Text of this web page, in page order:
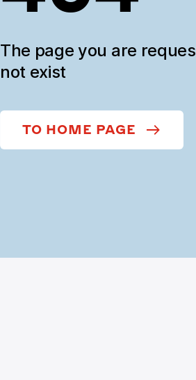
The page you are
not exist
TO HOME PAGE